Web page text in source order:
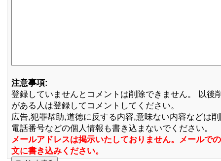
注意事項:
登録していませんとコメントは削除できません。 以後
がある人は登録してコメントしてください。
広告,犯罪幇助,道徳に反する内容,意味ない内容などは
電話番号などの個人情報も書き込まないでください。
メールアドレスは掲示いたしておりません。メールで
文に書き込みください。